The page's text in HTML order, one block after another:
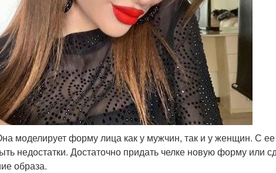
моделирует форму лица как у мужчин, так и у женщин. С
недостатки. Достаточно придать челке новую форму или
образа.